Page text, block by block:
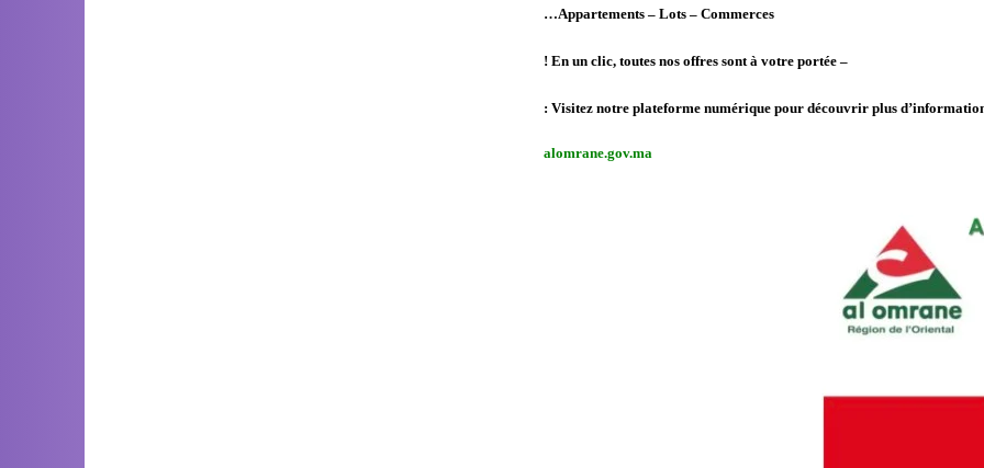
Appartements – Lots – Commerces…
– En un clic, toutes nos offres sont à votre portée !
Visitez notre plateforme numérique pour découvrir plus
alomrane.gov.ma